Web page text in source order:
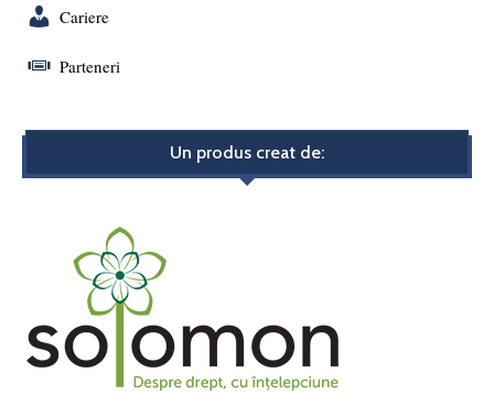
Cariere
Parteneri
Un produs creat de: